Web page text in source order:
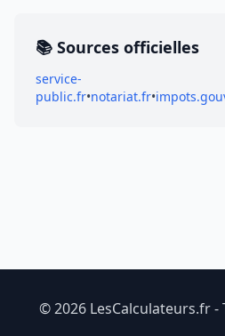
📚 Sources officielles
service-
public.fr•notariat.fr•
© 2026 LesCalculateurs.fr